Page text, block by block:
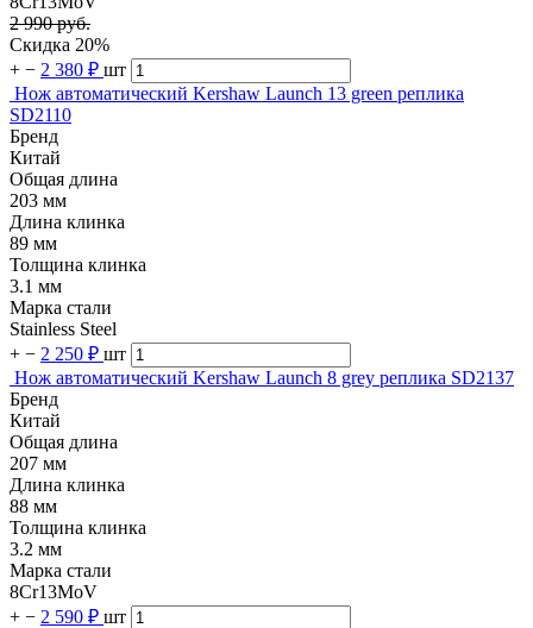
2 990 руб.
Скидка 20%
+ − 2 380 ₽ шт
Нож автоматический Kershaw Launch 13 green реплика
SD2110
Бренд
Китай
Общая длина
203 мм
Длина клинка
89 мм
Толщина клинка
3.1 мм
Марка стали
Stainless Steel
+ − 2 250 ₽ шт
Нож автоматический Kershaw Launch 8 grey реплика SD2137
Бренд
Китай
Общая длина
207 мм
Длина клинка
88 мм
Толщина клинка
3.2 мм
Марка стали
8Cr13MoV
+ − 2 590 ₽ шт